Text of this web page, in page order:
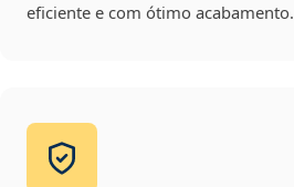
eficiente e com ótimo acabamento.